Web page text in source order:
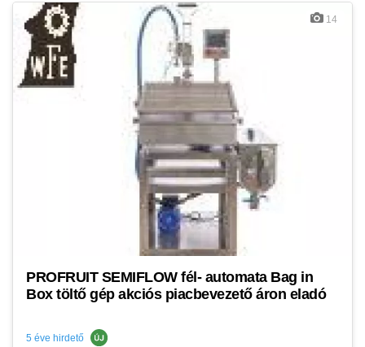
14
PROFRUIT SEMIFLOW fél- automata Bag in
Box töltő gép akciós piacbevezető áron eladó
5 éve hirdető